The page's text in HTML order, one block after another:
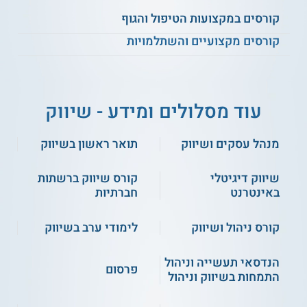
בקורס נידונים נושאים רבים ובהם גם:
שיווק מחדש
רימרקטינג
לתוצאות
אורגני
מיתוג ושייוק עסק
בפייסבוק
Editor
לידים חמים
ניהול קמפיינים
פילוח קהלי מטרה
ייעול שיטות העבודה
ועוד
על מוסד הלימוד
קורסים במקצועות הטיפול והגוף
קורסים מקצועיים והשתלמויות
עוד מסלולים ומידע - שיווק
מנהל עסקים ושיווק
תואר ראשון בשיווק
שיווק דיגיטלי
באינטרנט
קורס שיווק ברשתות
חברתיות
קורס ניהול ושיווק
לימודי ערב בשיווק
הנדסאי תעשייה וניהול
התמחות בשיווק וניהול
פרסום